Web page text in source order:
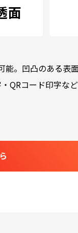
面
。凹凸のある表
QRコード印字な